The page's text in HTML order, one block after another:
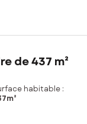
de 437 m²
habitable :